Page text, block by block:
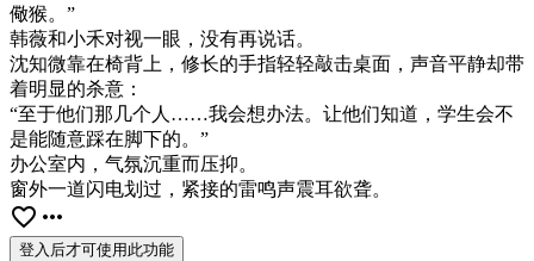
儆猴。”
韩薇和小禾对视一眼，没有再说话。
沈知微靠在椅背上，修长的手指轻轻敲击桌面，声音平静却带
着明显的杀意：
“至于他们那几个人……我会想办法。让他们知道，学生会不
是能随意踩在脚下的。”
办公室内，气氛沉重而压抑。
窗外一道闪电划过，紧接的雷鸣声震耳欲聋。
favorite_border more_horiz
登入后才可使用此功能